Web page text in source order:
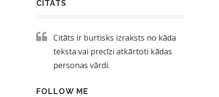
CITĀTS
Citāts ir burtisks izraksts no kāda
teksta vai precīzi atkārtoti kādas
personas vārdi.
FOLLOW ME